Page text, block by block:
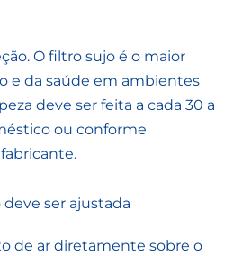
O filtro sujo é o maior
e da saúde em ambientes
deve ser feita a cada 30 a
ou conforme
ser ajustada
de ar diretamente sobre o